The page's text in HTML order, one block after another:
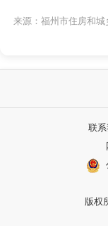
来源：福州市住房和城
联
版权